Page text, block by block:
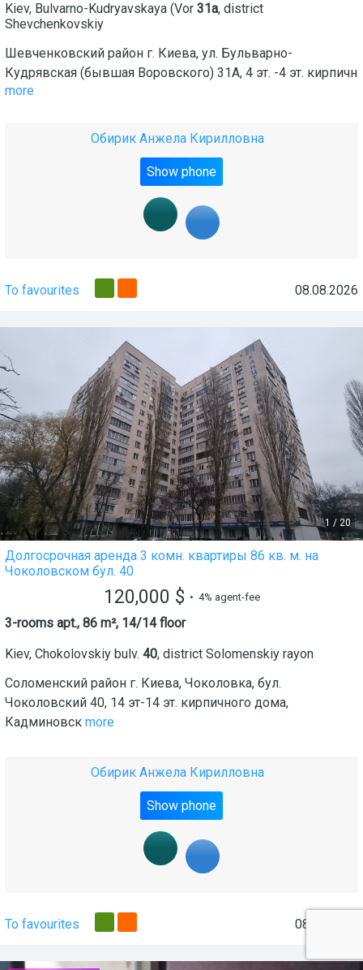
Kiev, Bulvarno-Kudryavskaya (Vor 31а, district
Shevchenkovskiy
Шевченковский район г. Киева, ул. Бульварно-
Кудрявская (бывшая Воровского) 31А, 4 эт. -4 эт. кирпичн
more
Обирик Анжела Кирилловна
Show phone
To favourites 08.08.2026
1 / 20
Долгосрочная аренда 3 комн. квартиры 86 кв. м. на
Чоколовском бул. 40
120,000 $ • 4% agent-fee
3-rooms apt., 86 m², 14/14 floor
Kiev, Chokolovskiy bulv. 40, district Solomenskiy rayon
Соломенский район г. Киева, Чоколовка, бул.
Чоколовский 40, 14 эт-14 эт. кирпичного дома,
Кадминовск more
Обирик Анжела Кирилловна
Show phone
To favourites 08.08.2026